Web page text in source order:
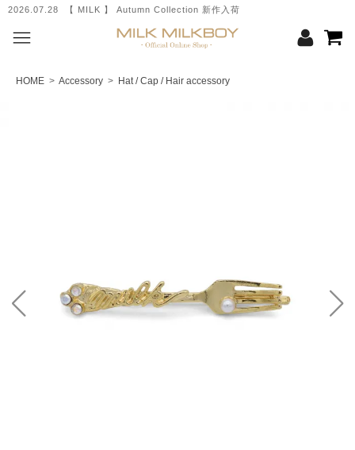
2026.07.28 【 MILK 】 Autumn Collection 新作入荷
HOME > Accessory > Hat / Cap / Hair accessory